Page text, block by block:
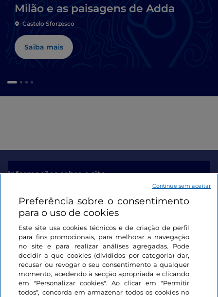
Milão e as paisagens de Adda
Castelo Sforzesco
Saiba mais
Informações sobre o site
Ligações úteis
Iniciar sessão
Mantenha-se em contacto
Preferência sobre o consentimento
para o uso de cookies
Este site usa cookies técnicos e de criação de perfil
para fins promocionais, para melhorar a navegação
no site e para realizar análises agregadas. Pode
decidir a que cookies (divididos por categoria) dar,
recusar ou revogar o seu consentimento a qualquer
momento, acedendo à secção apropriada e clicando
em "Personalizar cookies". Ao clicar em "Permitir
todos", concorda em armazenar todos os cookies no
Continue sem aceitar